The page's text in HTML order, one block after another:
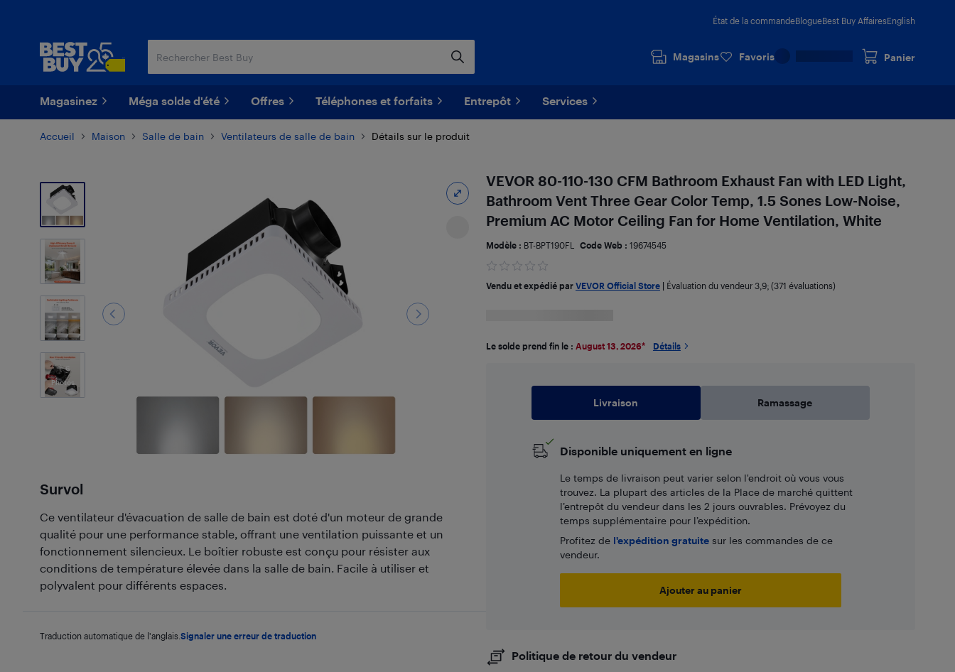
État de la commandeBlogueBest Buy AffairesEnglish
Magasins Favoris Panier
Magasinez Méga solde d'été Offres Téléphones et forfaits Entrepôt Services
Accueil Maison Salle de bain Ventilateurs de salle de bain Détails sur le produit
6
Photos
Survol
Ce ventilateur d'évacuation de salle de bain est doté d'un moteur de grande
qualité pour une performance stable, offrant une ventilation puissante et un
fonctionnement silencieux. Le boîtier robuste est conçu pour résister aux
conditions de température élevée dans la salle de bain. Facile à utiliser et
polyvalent pour différents espaces.
Traduction automatique de l'anglais. Signaler une erreur de traduction
VEVOR 80-110-130 CFM Bathroom Exhaust Fan with LED Light,
Bathroom Vent Three Gear Color Temp, 1.5 Sones Low-Noise,
Premium AC Motor Ceiling Fan for Home Ventilation, White
Modèle : BT-BPT190FL Code Web : 19674545
Vendu et expédié par VEVOR Official Store| Évaluation du vendeur 3,9; (371 évaluations)
Le solde prend fin le : August 13, 2026* Détails
Livraison Ramassage
Disponible uniquement en ligne
Le temps de livraison peut varier selon l'endroit où vous vous
trouvez. La plupart des articles de la Place de marché quittent
l’entrepôt du vendeur dans les 2 jours ouvrables. Prévoyez du
temps supplémentaire pour l’expédition.
Profitez de l'expédition gratuitesur les commandes de ce
vendeur.
Ajouter au panier
Politique de retour du vendeur